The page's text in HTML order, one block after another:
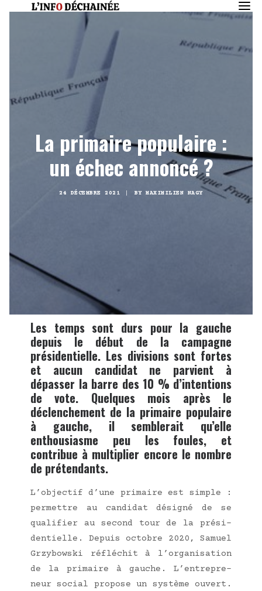
La primaire populaire :
un échec annoncé ?
24 DÉCEMBRE 2021 BYMAXIMILIEN NAGY
Les temps sont durs pour la gauche
depuis le début de la campagne
présidentielle. Les divisions sont fortes
et aucun candidat ne parvient à
dépasser la barre des 10 % d’intentions
de vote. Quelques mois après le
déclenchement de la primaire populaire
à gauche, il semblerait qu’elle
enthousiasme peu les foules, et
contribue à multiplier encore le nombre
de prétendants.
L’objectif d’une pri­maire est simple :
per­mettre au can­di­dat dési­gné de se
qua­li­fier au second tour de la pré­si­
den­tielle. Depuis octobre 2020, Samuel
Grzy­bows­ki réflé­chit à l’organisation
de la pri­maire à gauche. L’en­tre­pre­
neur social pro­pose un sys­tème ouvert.